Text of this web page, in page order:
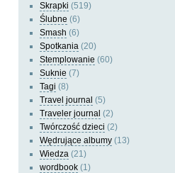
Skrapki (519)
Ślubne (6)
Smash (6)
Spotkania (20)
Stemplowanie (60)
Suknie (7)
Tagi (8)
Travel journal (5)
Traveler journal (2)
Twórczość dzieci (2)
Wędrujące albumy (13)
Wiedza (21)
wordbook (1)